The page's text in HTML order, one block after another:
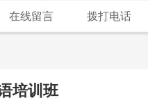
在线留言 拨打电话
培训班